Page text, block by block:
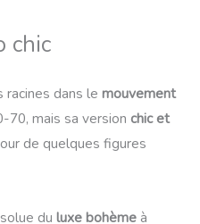
chic
racines dans le mouvement
70, mais sa version chic et
de quelques figures
du luxe bohèmeà